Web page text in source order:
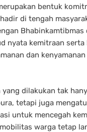
bentuk
di tengah
Bhabinkamtibmas
nyata kemitraan serta
dan kenyamanan
yang dilakukan tak
tetapi juga
untuk mencegah
warga tetap